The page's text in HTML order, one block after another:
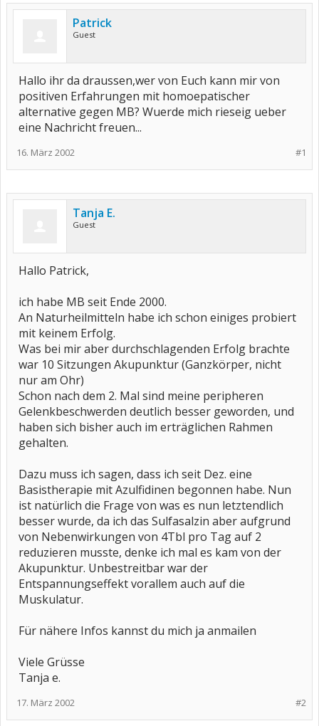
Patrick
Guest
Hallo ihr da draussen,wer von Euch kann mir von
positiven Erfahrungen mit homoepatischer
alternative gegen MB? Wuerde mich rieseig ueber
eine Nachricht freuen...
#1
16. März 2002
Tanja E.
Guest
Hallo Patrick,
ich habe MB seit Ende 2000.
An Naturheilmitteln habe ich schon einiges probiert
mit keinem Erfolg.
Was bei mir aber durchschlagenden Erfolg brachte
war 10 Sitzungen Akupunktur (Ganzkörper, nicht
nur am Ohr)
Schon nach dem 2. Mal sind meine peripheren
Gelenkbeschwerden deutlich besser geworden, und
haben sich bisher auch im erträglichen Rahmen
gehalten.
Dazu muss ich sagen, dass ich seit Dez. eine
Basistherapie mit Azulfidinen begonnen habe. Nun
ist natürlich die Frage von was es nun letztendlich
besser wurde, da ich das Sulfasalzin aber aufgrund
von Nebenwirkungen von 4Tbl pro Tag auf 2
reduzieren musste, denke ich mal es kam von der
Akupunktur. Unbestreitbar war der
Entspannungseffekt vorallem auch auf die
Muskulatur.
Für nähere Infos kannst du mich ja anmailen
Viele Grüsse
Tanja e.
#2
17. März 2002